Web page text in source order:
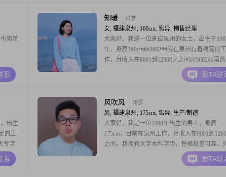
会推脱。我乐观积极，遇到困难也愿意往好的
简单
系
知暖
41岁
女, 福建泉州, 160cm, 离异, 销售经理
大家好，我是一位来自泉州的女士，出生于
年，身高160cm##3002##我在泉州有着稳定的工
作，月收入在8001到12000元之间##3002##虽
的学历是中专，但我一直保持着学习的热情，
提升自己##3002##在生活中，我是一个善解人
己的故事和经历##3
跟TA联
出生
的工
专学
我觉
他人
系
风吹风
38岁
男, 福建泉州, 175cm, 离异, 生产/制造
大家好，我是一位1988年出生的男士，身高
175cm，目前在泉州工作，月收入在8001到
之间。我拥有大学本科学历，性格稳重可靠，
健谈，真诚待人，非常重视家庭，努力在工作
活之间找到平衡。平时我喜欢看电影，这是我
跟TA联